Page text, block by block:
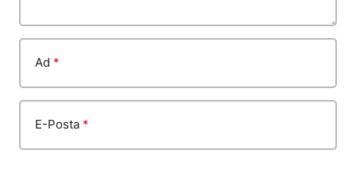
Ad *
E-Posta *